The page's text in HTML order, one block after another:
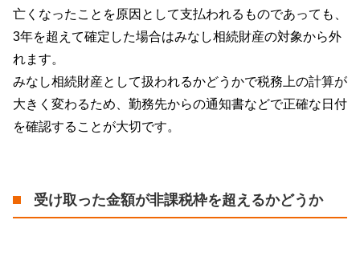
亡くなったことを原因として支払われるものであっても、
3年を超えて確定した場合はみなし相続財産の対象から外
れます。
みなし相続財産として扱われるかどうかで税務上の計算が
大きく変わるため、勤務先からの通知書などで正確な日付
を確認することが大切です。
受け取った金額が非課税枠を超えるかどうか